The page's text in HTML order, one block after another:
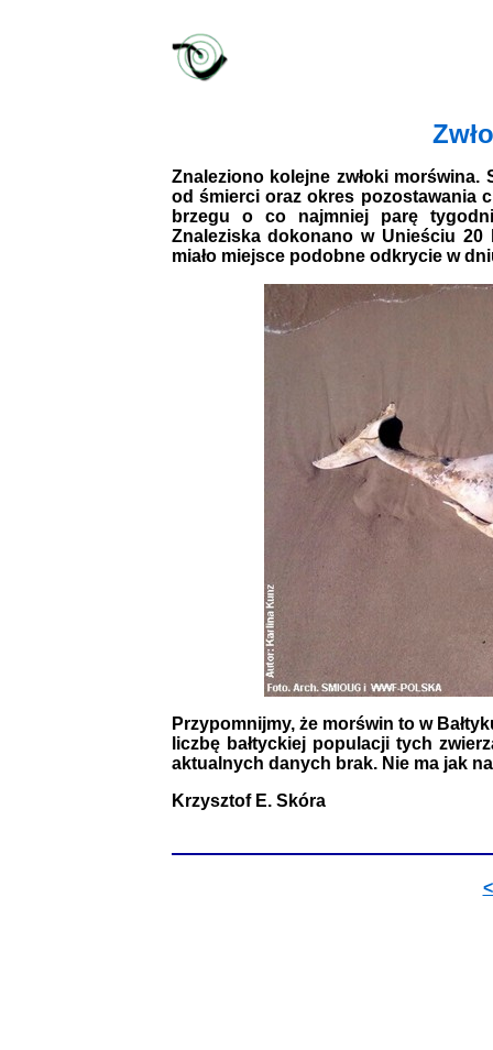
Znaleziono kolejne zwłoki morświna.
od śmierci oraz okres pozostawania
brzegu o co najmniej parę
Znaleziska dokonano w Unieściu
miało miejsce podobne odkrycie w
Przypomnijmy, że morświn to w
liczbę bałtyckiej populacji tych
aktualnych danych brak. Nie ma jak
Krzysztof E. Skóra